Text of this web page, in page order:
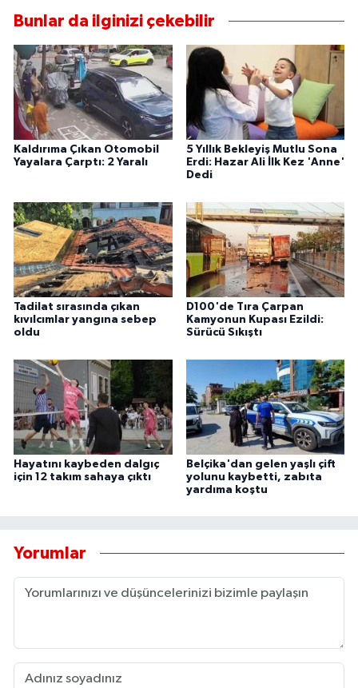
Bunlar da ilginizi çekebilir
Kaldırıma Çıkan Otomobil
Yayalara Çarptı: 2 Yaralı
5 Yıllık Bekleyiş Mutlu Sona
Erdi: Hazar Ali İlk Kez 'Anne'
Dedi
Tadilat sırasında çıkan
kıvılcımlar yangına sebep
oldu
D100'de Tıra Çarpan
Kamyonun Kupası Ezildi:
Sürücü Sıkıştı
Hayatını kaybeden dalgıç
için 12 takım sahaya çıktı
Belçika'dan gelen yaşlı çift
yolunu kaybetti, zabıta
yardıma koştu
Yorumlar